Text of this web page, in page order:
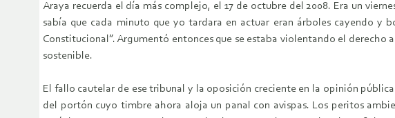
Araya recuerda el día más complejo, el 17 de octubre del 2008. Era un
sabía que cada minuto que yo tardara en actuar eran árboles cayendo y
Constitucional”. Argumentó entonces que se estaba violentando el
sostenible.
El fallo cautelar de ese tribunal y la oposición creciente en la opinión
del portón cuyo timbre ahora aloja un panal con avispas. Los peritos